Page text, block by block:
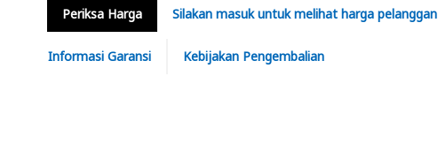
Periksa Harga Silakan masuk untuk melihat harga pelanggan
Informasi Garansi Kebijakan Pengembalian